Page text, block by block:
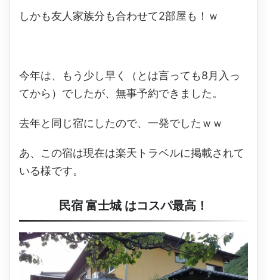
しかも友人家族分も合わせて2部屋も！ｗ
今年は、もう少し早く（とは言っても8月入っ
てから）でしたが、無事予約できました。
去年と同じ宿にしたので、一発でしたｗｗ
あ、この宿は現在は楽天トラベルに掲載されて
いる様です。
民宿 富士城 はコスパ最高！